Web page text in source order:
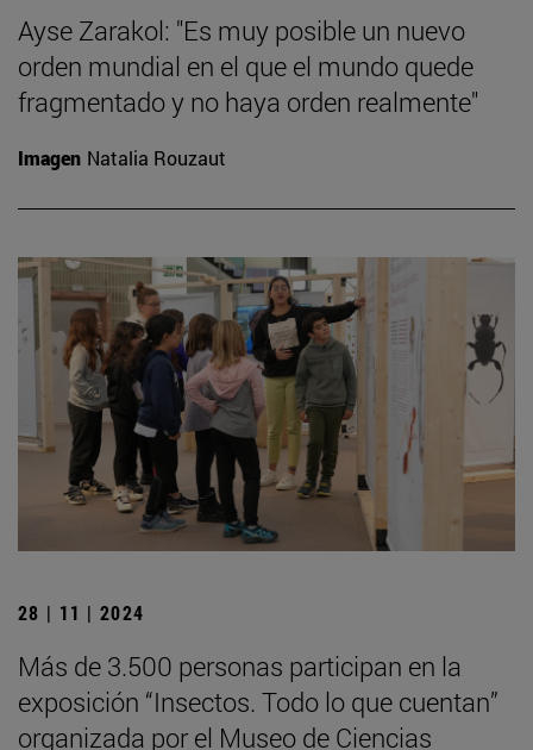
Ayse Zarakol: "Es muy posible un nuevo
orden mundial en el que el mundo quede
fragmentado y no haya orden realmente"
Imagen Natalia Rouzaut
28 | 11 | 2024
Más de 3.500 personas participan en la
exposición “Insectos. Todo lo que cuentan”
organizada por el Museo de Ciencias